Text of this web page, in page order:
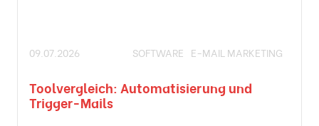
09.07.2026 SOFTWARE E-MAIL MARKETING
Toolvergleich: Automatisierung und
Trigger-Mails